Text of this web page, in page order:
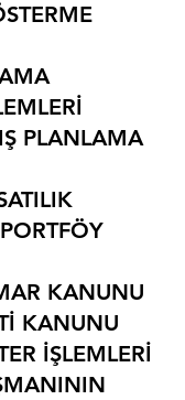
PLANLAMA
KANUNU
KANUNU
İŞLEMLERİ